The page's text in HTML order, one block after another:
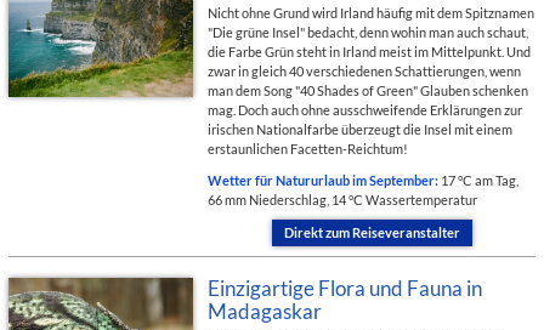
Nicht ohne Grund wird Irland häufig mit dem Spitznamen
"Die grüne Insel" bedacht, denn wohin man auch schaut,
die Farbe Grün steht in Irland meist im Mittelpunkt. Und
zwar in gleich 40 verschiedenen Schattierungen, wenn
man dem Song "40 Shades of Green" Glauben schenken
mag. Doch auch ohne ausschweifende Erklärungen zur
irischen Nationalfarbe überzeugt die Insel mit einem
erstaunlichen Facetten-Reichtum!
Wetter für Natururlaub im September: 17 °C am Tag,
66 mm Niederschlag, 14 °C Wassertemperatur
Direkt zum Reiseveranstalter
Einzigartige Flora und Fauna in
Madagaskar